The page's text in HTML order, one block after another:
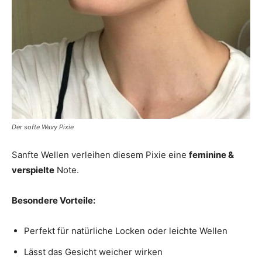
Der softe Wavy Pixie
Sanfte Wellen verleihen diesem Pixie eine feminine &
verspielte Note.
Besondere Vorteile:
Perfekt für natürliche Locken oder leichte Wellen
Lässt das Gesicht weicher wirken